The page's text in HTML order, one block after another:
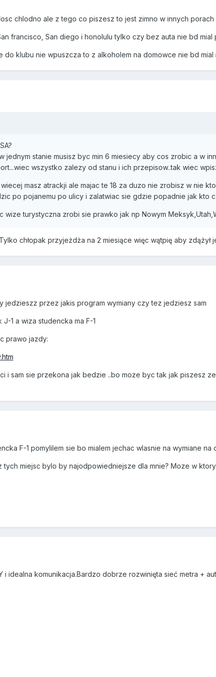
chlodno ale z tego co piszesz to jest zimno w innych porach
francisco, San diego i honolulu tylko czy bez auta nie bd mial
do klubu nie wpuszcza to z alkoholem na domowce nie bd mial
jednym stanie musisz byc min 6 miesiecy aby cos zrobic a w
wszystko zalezy od stanu i ich przepisow..tak wiec
masz atrackji ale majac te 18 za duzo nie zrobisz w nie
po pojanemu po ulicy i zalatwiac sie gdzie popadnie jak kto
wize turystyczna zrobi sie prawko jak np Nowym
chłopak przyjeżdża na 2 miesiące więc wątpię aby
przez jakis program wymiany czy tez jedziesz sam
1 a wiza studencka ma F-1
prawo jazdy:
i sam sie przekona jak bedzie ..bo moze byc tak jak piszesz
F-1 pomylilem sie bo mialem jechac wlasnie na wymiane na
miejsc bylo by najodpowiedniejsze dla mnie? Moze w
i idealna komunikacja.Bardzo dobrze rozwinięta sieć metra +